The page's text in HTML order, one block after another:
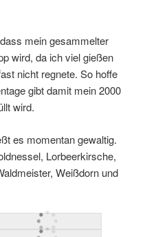
mein gesammelter
wird, da ich viel gießen
nicht regnete. So hoffe
gibt damit mein 2000
wird.
es momentan gewaltig.
Lorbeerkirsche,
Weißdorn und